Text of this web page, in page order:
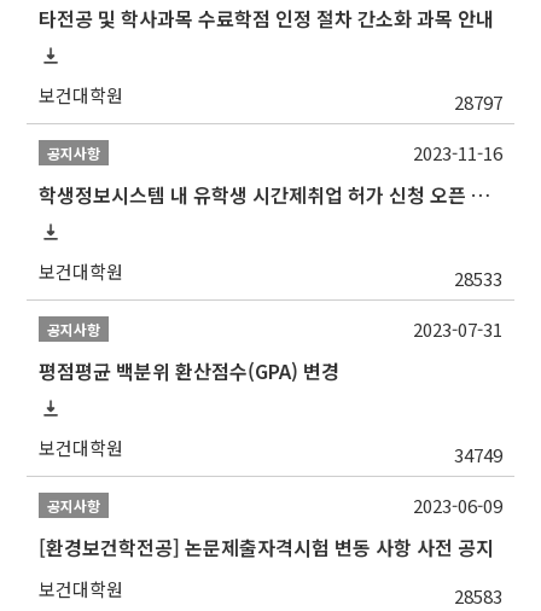
타전공 및 학사과목 수료학점 인정 절차 간소화 과목 안내
보건대학원 28797
공지사항
학생정보시스템 내 유학생 시간제취업 허가 신청 오픈 안내
보건대학원 28533
2023-11-16
공지사항
평점평균 백분위 환산점수(GPA) 변경
보건대학원 34749
2023-07-31
공지사항
[환경보건학전공] 논문제출자격시험 변동 사항 사전 공지
보건대학원 28583
2023-06-09